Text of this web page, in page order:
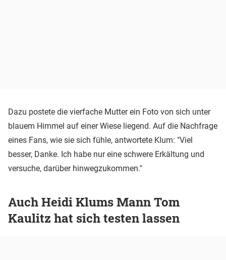
Dazu postete die vierfache Mutter ein Foto von sich unter
blauem Himmel auf einer Wiese liegend. Auf die Nachfrage
eines Fans, wie sie sich fühle, antwortete Klum: "Viel
besser, Danke. Ich habe nur eine schwere Erkältung und
versuche, darüber hinwegzukommen."
Auch Heidi Klums Mann Tom
Kaulitz hat sich testen lassen